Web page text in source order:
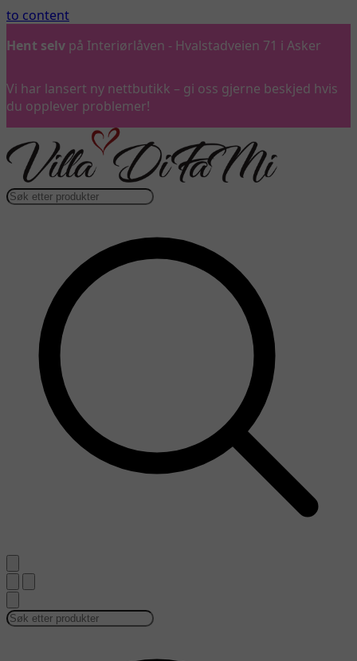
to content
Hent selv på Interiørlåven - Hvalstadveien 71 i Asker
Vi har lansert ny nettbutikk – gi oss gjerne beskjed hvis
du opplever problemer!